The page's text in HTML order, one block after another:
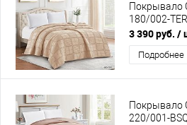
Покрывало
180/002-TER
3 390 руб. /
Подробнее
Покрывало
220/001-